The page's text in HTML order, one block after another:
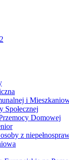
i
Społecznej
Domowej
z